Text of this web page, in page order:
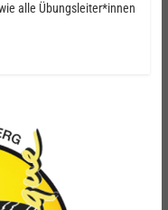
alle Übungsleiter*innen